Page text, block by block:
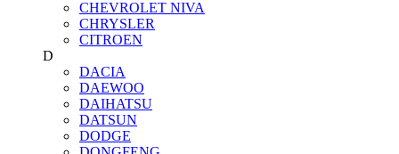
CHEVROLET NIVA
CHRYSLER
CITROEN
D
DACIA
DAEWOO
DAIHATSU
DATSUN
DODGE